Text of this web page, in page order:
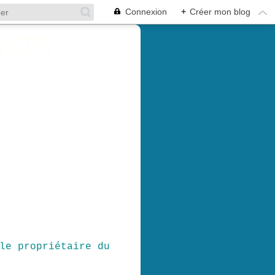
Connexion + Créer mon blog
propriétaire du